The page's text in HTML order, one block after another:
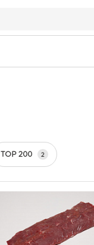
TOP 200 2